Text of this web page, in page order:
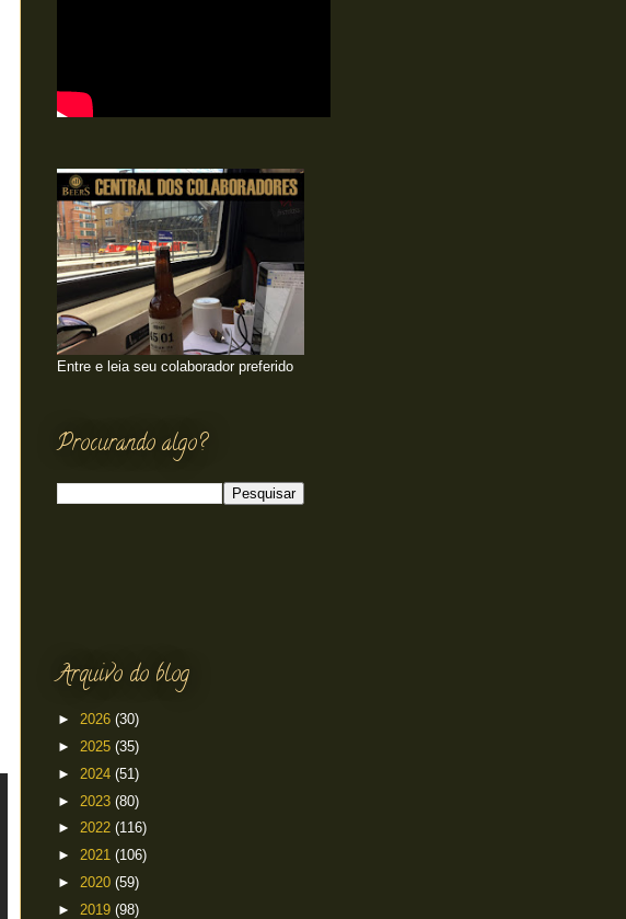
Entre e leia seu colaborador preferido
Procurando algo?
Arquivo do blog
► 2026 (30)
► 2025 (35)
► 2024 (51)
► 2023 (80)
► 2022 (116)
► 2021 (106)
► 2020 (59)
► 2019 (98)